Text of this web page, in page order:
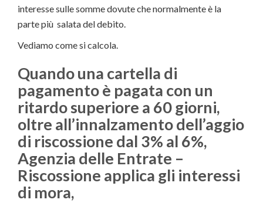
interesse sulle somme dovute che normalmente è la
parte più salata del debito.
Vediamo come si calcola.
Quando una cartella di
pagamento è pagata con un
ritardo superiore a 60 giorni,
oltre all’innalzamento dell’aggio
di riscossione dal 3% al 6%,
Agenzia delle Entrate –
Riscossione applica gli interessi
di mora,